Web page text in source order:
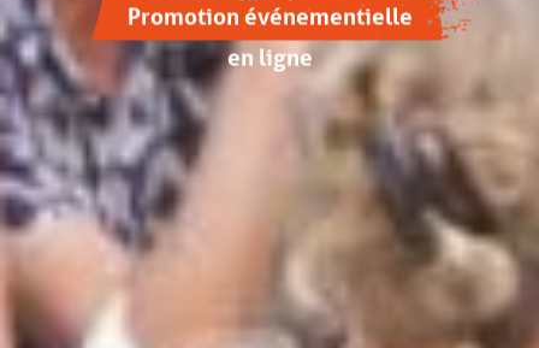
Promotion événementielle
en ligne